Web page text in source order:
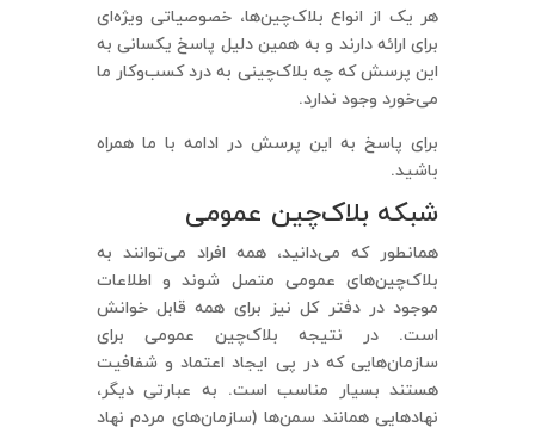
هر یک از انواع بلاک‌چین‌ها، خصوصیاتی ویژه‌ای
برای ارائه دارند و به همین دلیل پاسخ یکسانی به
این پرسش که چه بلاک‌چینی به درد کسب‌وکار ما
می‌خورد وجود ندارد.
برای پاسخ به این پرسش در ادامه با ما همراه
باشید.
شبکه بلاک‌چین عمومی
همانطور که می‌دانید، همه افراد می‌توانند به
بلاک‌چین‌های عمومی متصل شوند و اطلاعات
موجود در دفتر کل نیز برای همه قابل خوانش
است. در نتیجه بلاک‌چین عمومی برای
سازمان‌هایی که در پی ایجاد اعتماد و شفافیت
هستند بسیار مناسب است. به عبارتی دیگر،
نهادهایی همانند سمن‌ها (سازمان‌های مردم نهاد